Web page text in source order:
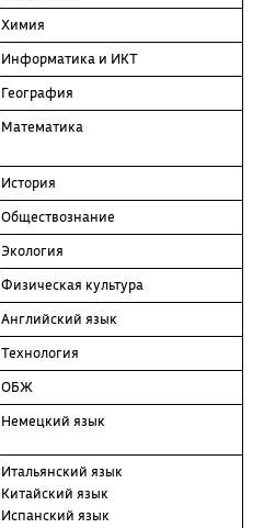
Химия
Информатика и ИКТ
География
Математика
История
Обществознание
Экология
Физическая культура
Английский язык
Технология
ОБЖ
Немецкий язык
Итальянский язык
Китайский язык
Испанский язык